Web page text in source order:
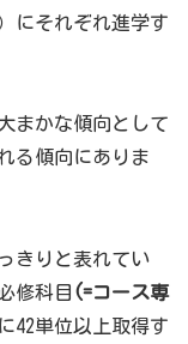
にそれぞれ進学す
まかな傾向として
る傾向にありま
きりと表れてい
修科目 (=コース専
42単位以上取得す